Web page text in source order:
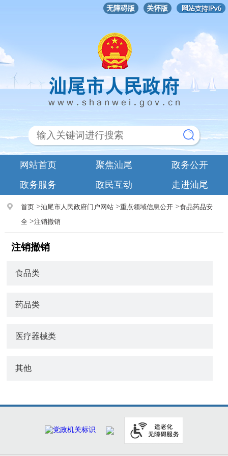
无障碍版 关怀版
网站首页 聚焦汕尾
政务公开
政务服务
政民互动 走进汕尾
首页>汕尾市人民政府门户网站>重点领域信息公开>食品药品安
全>注销撤销
注销撤销
食品类
药品类
医疗器械类
其他